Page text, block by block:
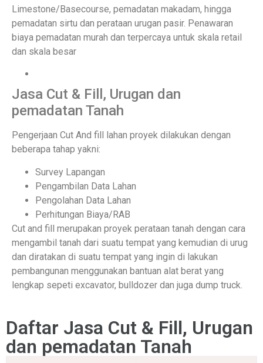
Limestone/Basecourse, pemadatan makadam, hingga
pemadatan sirtu dan perataan urugan pasir. Penawaran
biaya pemadatan murah dan terpercaya untuk skala retail
dan skala besar
Jasa Cut & Fill, Urugan dan
pemadatan Tanah
Pengerjaan Cut And fill lahan proyek dilakukan dengan
beberapa tahap yakni:
Survey Lapangan
Pengambilan Data Lahan
Pengolahan Data Lahan
Perhitungan Biaya/RAB
Cut and fill merupakan proyek perataan tanah dengan cara
mengambil tanah dari suatu tempat yang kemudian di urug
dan diratakan di suatu tempat yang ingin di lakukan
pembangunan menggunakan bantuan alat berat yang
lengkap sepeti excavator, bulldozer dan juga dump truck.
Daftar Jasa Cut & Fill, Urugan
dan pemadatan Tanah